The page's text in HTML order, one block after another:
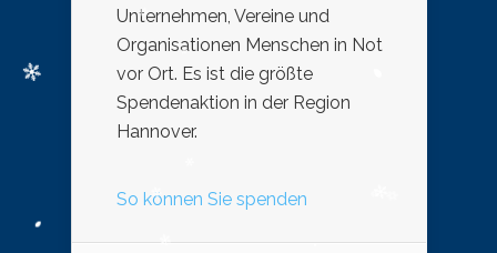
Unternehmen, Vereine und
Organisationen Menschen in Not
vor Ort. Es ist die größte
Spendenaktion in der Region
Hannover.
So können Sie spenden